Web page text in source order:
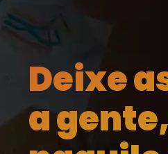
Deixe
a